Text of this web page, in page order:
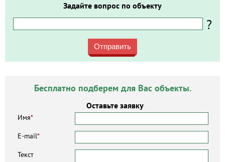
Задайте вопрос по объекту
?
Отправить
Бесплатно подберем для Вас объекты.
Оставьте заявку
Имя*
E-mail*
Текст